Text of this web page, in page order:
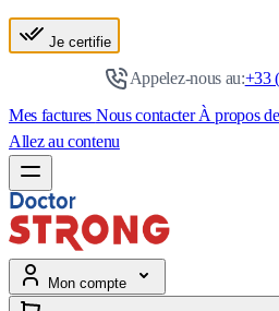
Je certifie
Appelez-nous au:+33
Mes factures Nous contacterÀ propos
Allez au contenu
Mon compte